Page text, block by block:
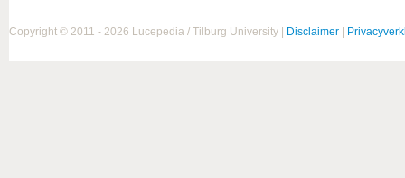
Copyright © 2011 - 2026 Lucepedia / Tilburg University | Disclaimer